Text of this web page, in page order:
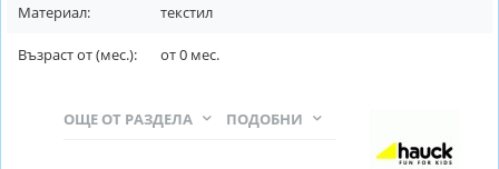
Материал: текстил
Възраст от (мес.): от0 мес.
ПОДОБНИ
ОЩЕ ОТ РАЗДЕЛА